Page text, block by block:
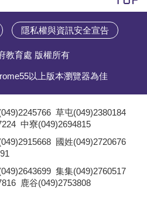
隱私權與資訊安全宣告
教育處 版權所有
以上版本瀏覽器為佳
草屯(049)2380184
中寮(049)2694815
國姓(049)2720676
集集(049)2760517
鹿谷(049)2753808